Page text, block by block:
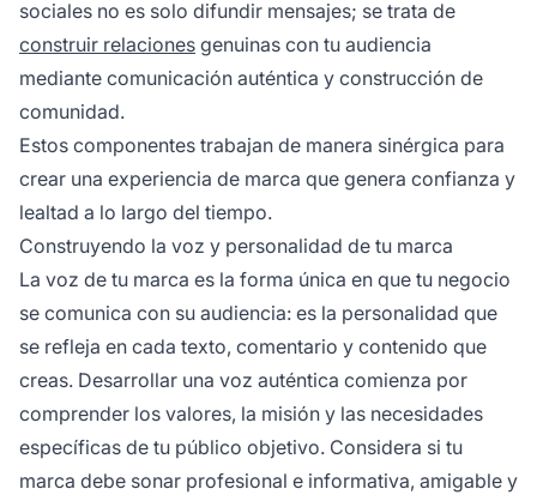
sociales no es solo difundir mensajes; se trata de
construir relaciones genuinas con tu audiencia
mediante comunicación auténtica y construcción de
comunidad.
Estos componentes trabajan de manera sinérgica para
crear una experiencia de marca que genera confianza y
lealtad a lo largo del tiempo.
Construyendo la voz y personalidad de tu marca
La voz de tu marca es la forma única en que tu negocio
se comunica con su audiencia: es la personalidad que
se refleja en cada texto, comentario y contenido que
creas. Desarrollar una voz auténtica comienza por
comprender los valores, la misión y las necesidades
específicas de tu público objetivo. Considera si tu
marca debe sonar profesional e informativa, amigable y